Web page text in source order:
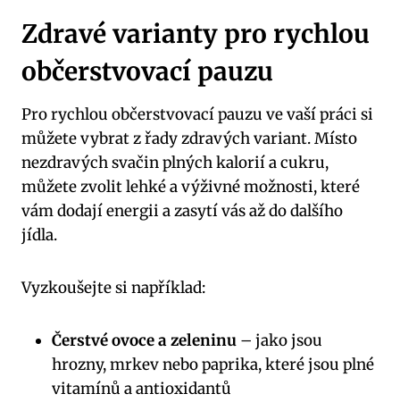
Zdravé varianty pro rychlou
občerstvovací pauzu
Pro rychlou občerstvovací pauzu ve vaší práci si
můžete vybrat z řady zdravých variant. Místo
nezdravých svačin plných kalorií a cukru,
můžete zvolit lehké a výživné možnosti, které
vám dodají energii a zasytí vás až do dalšího
jídla.
Vyzkoušejte si například:
Čerstvé ovoce a zeleninu – jako jsou
hrozny, mrkev nebo paprika, které jsou plné
vitamínů a antioxidantů